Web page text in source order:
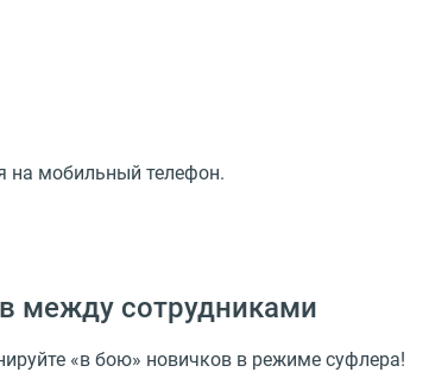
на мобильный телефон.
между сотрудниками
«в бою» новичков в режиме суфлера!